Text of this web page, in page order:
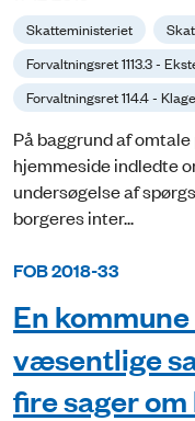
Skatteministeriet
Skat
Forvaltningsret 1113.3 -
Forvaltningsret 114.4 -
På baggrund af
hjemmeside indledte
undersøgelse af
borgeres inter...
FOB 2018-33
En
væsentlige
fire sager